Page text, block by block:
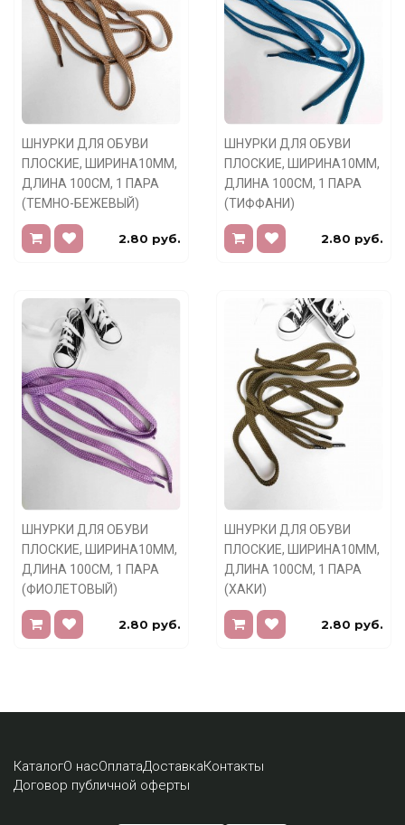
ШНУРКИ ДЛЯ ОБУВИ
ПЛОСКИЕ, ШИРИНА10ММ,
ДЛИНА 100СМ, 1 ПАРА
(ТЕМНО-БЕЖЕВЫЙ)
2.80 руб.
ШНУРКИ ДЛЯ ОБУВИ
ПЛОСКИЕ, ШИРИНА10ММ,
ДЛИНА 100СМ, 1 ПАРА
(ТИФФАНИ)
2.80 руб.
ШНУРКИ ДЛЯ ОБУВИ
ПЛОСКИЕ, ШИРИНА10ММ,
ДЛИНА 100СМ, 1 ПАРА
(ФИОЛЕТОВЫЙ)
2.80 руб.
ШНУРКИ ДЛЯ ОБУВИ
ПЛОСКИЕ, ШИРИНА10ММ,
ДЛИНА 100СМ, 1 ПАРА
(ХАКИ)
2.80 руб.
КаталогО насОплатаДоставкаКонтакты
Договор публичной оферты